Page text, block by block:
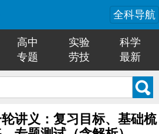
全科导航
高中 实验
科学
专题 劳技 最新
讲义：复习目标、基础梳